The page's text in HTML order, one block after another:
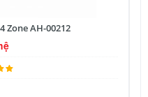
Zone AH-00212